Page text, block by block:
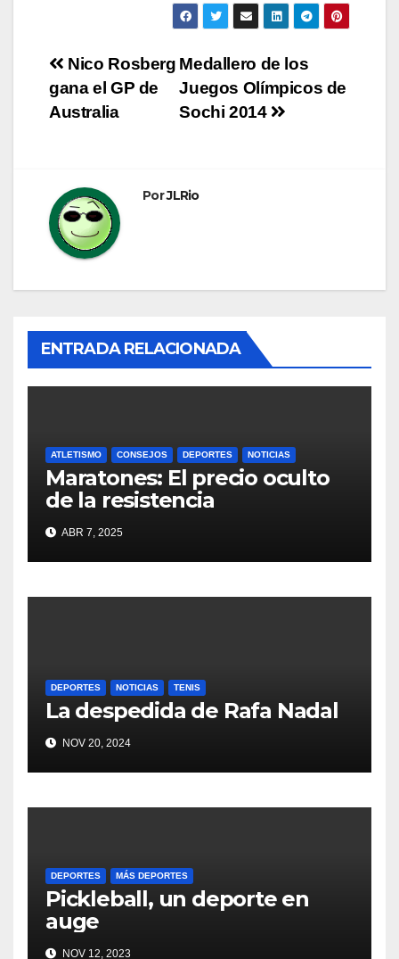
Navegación
de
Medallero de los
Juegos Olímpicos de
Sochi 2014
Nico Rosberg
gana el GP de
Australia
PorJLRio
ENTRADA RELACIONADA
ATLETISMO CONSEJOS DEPORTES NOTICIAS
Maratones: El precio oculto
de la resistencia
ABR 7, 2025
DEPORTES NOTICIAS TENIS
La despedida de Rafa Nadal
NOV 20, 2024
DEPORTES MÁS DEPORTES
Pickleball, un deporte en
auge
NOV 12, 2023